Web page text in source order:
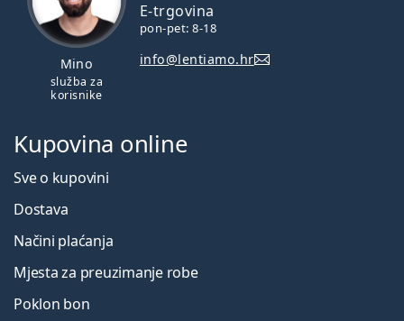
Mino
služba za
korisnike
E-trgovina
pon-pet: 8-18
info@lentiamo.hr
Kupovina online
Sve o kupovini
Dostava
Načini plaćanja
Mjesta za preuzimanje robe
Poklon bon